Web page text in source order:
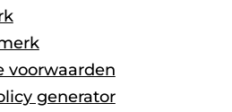
voorwaarden
generator